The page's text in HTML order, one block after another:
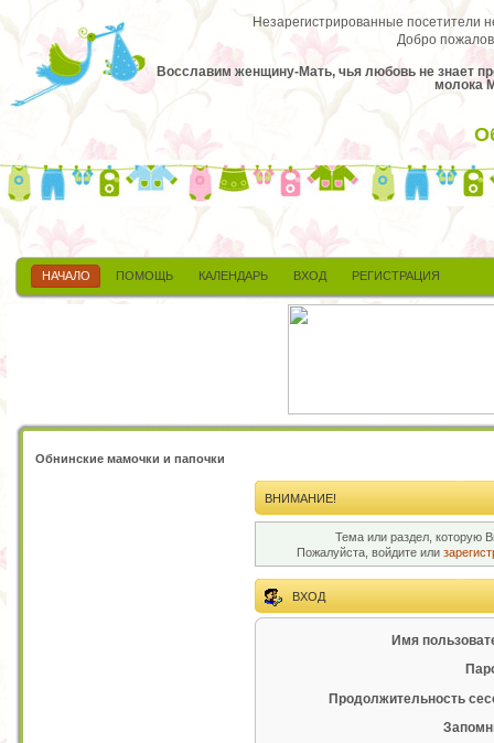
Незарегистрированные посетители
Добро
Восславим женщину-Мать, чья любовь не знает
молока
НАЧАЛО ПОМОЩЬ КАЛЕНДАРЬ ВХОД РЕГИСТРАЦИЯ
Обнинские мамочки и папочки
ВНИМАНИЕ!
Тема или раздел, которую
Пожалуйста, войдите или
ВХОД
Имя
Продолжительность